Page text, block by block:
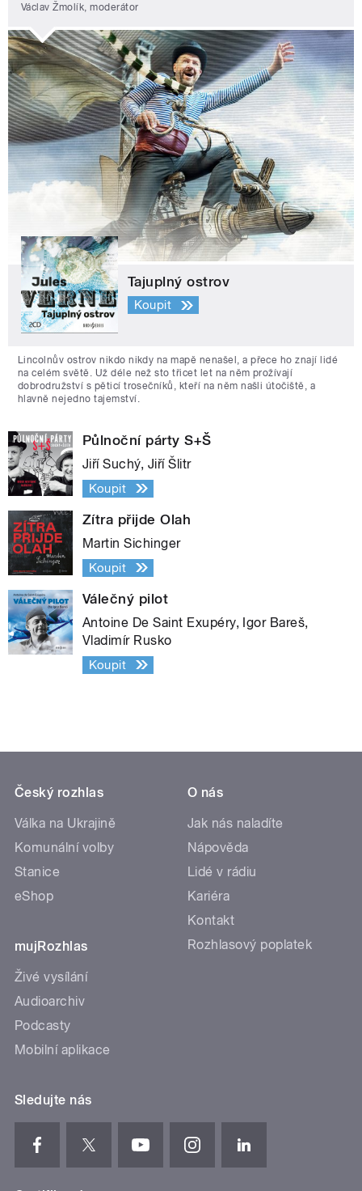
Václav Žmolík, moderátor
Tajuplný ostrov
Koupit
Lincolnův ostrov nikdo nikdy na mapě nenašel, a přece ho znají lidé
na celém světě. Už déle než sto třicet let na něm prožívají
dobrodružství s pěticí trosečníků, kteří na něm našli útočiště, a
hlavně nejedno tajemství.
Půlnoční párty S+Š
Jiří Suchý, Jiří Šlitr
Koupit
Zítra přijde Olah
Martin Sichinger
Koupit
Válečný pilot
Antoine De Saint Exupéry, Igor Bareš,
Vladimír Rusko
Koupit
Český rozhlas
Válka na Ukrajině
Komunální volby
Stanice
eShop
mujRozhlas
Živé vysílání
Audioarchiv
Podcasty
Mobilní aplikace
O nás
Jak nás naladíte
Nápověda
Lidé v rádiu
Kariéra
Kontakt
Rozhlasový poplatek
Sledujte nás